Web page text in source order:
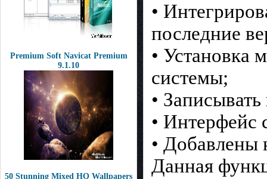
Premium Soft Navicat Premium
9.1.10
50 Stunning Mixed HQ Wallpapers
•
последние
• Установка
системы;
•
• Интерфейс
• Добавлены
Данная